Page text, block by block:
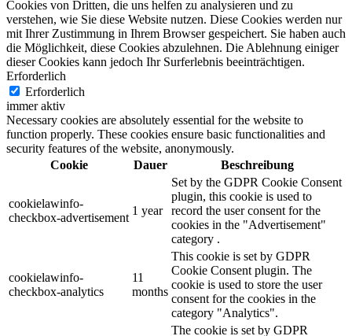
trainee2
Cookies von Dritten, die uns helfen zu analysieren und zu
verstehen, wie Sie diese Website nutzen. Diese Cookies werden nur
mit Ihrer Zustimmung in Ihrem Browser gespeichert. Sie haben auch
die Möglichkeit, diese Cookies abzulehnen. Die Ablehnung einiger
dieser Cookies kann jedoch Ihr Surferlebnis beeinträchtigen.
Erforderlich
Erforderlich
immer aktiv
Necessary cookies are absolutely essential for the website to
function properly. These cookies ensure basic functionalities and
security features of the website, anonymously.
Cookie
Dauer Beschreibung
cookielawinfo-
checkbox-advertisement
1 year
Set by the GDPR Cookie Consent
plugin, this cookie is used to
record the user consent for the
cookies in the "Advertisement"
category .
cookielawinfo-
checkbox-analytics
11
months
This cookie is set by GDPR
Cookie Consent plugin. The
cookie is used to store the user
consent for the cookies in the
category "Analytics".
The cookie is set by GDPR